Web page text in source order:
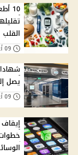
القلب
يصل إلى 19.50% والشراء